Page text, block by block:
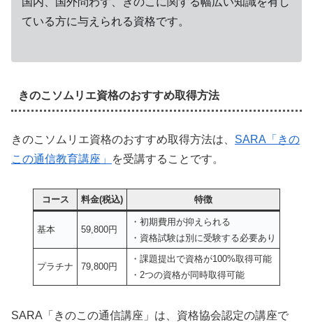
ている方に与えられる資格です。
きのこソムリエ資格のおすすめ取得方法
きのこソムリエ資格のおすすめ取得方法は、 SARA「きの
この通信教育講座」
を受講することです。
コース 料金(税込) 特徴
基本 59,800円
・初期費用が抑えられる
・資格試験は別に受験する必要あり
プラチナ 79,800円
・課題提出で資格が100%取得可能
・2つの資格が同時取得可能
SARA「きのこの通信講座」は、資格協会認定の講座で